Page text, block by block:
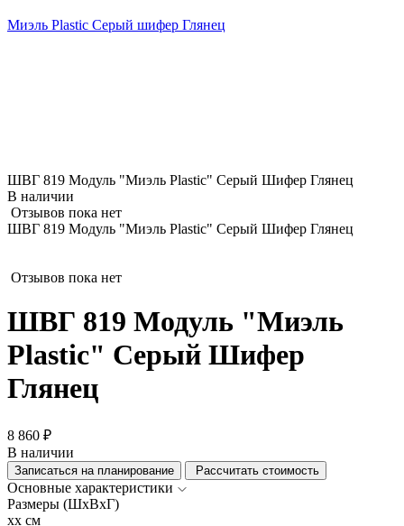
Миэль Plastic Серый шифер Глянец
ШВГ 819 Модуль "Миэль Plastic" Серый Шифер Глянец
В наличии
Отзывов пока нет
ШВГ 819 Модуль "Миэль Plastic" Серый Шифер Глянец
Отзывов пока нет
ШВГ 819 Модуль "Миэль
Plastic" Серый Шифер
Глянец
8 860 ₽
В наличии
Записаться на планирование Рассчитать стоимость
Основные характеристики
Размеры (ШхВхГ)
xx см